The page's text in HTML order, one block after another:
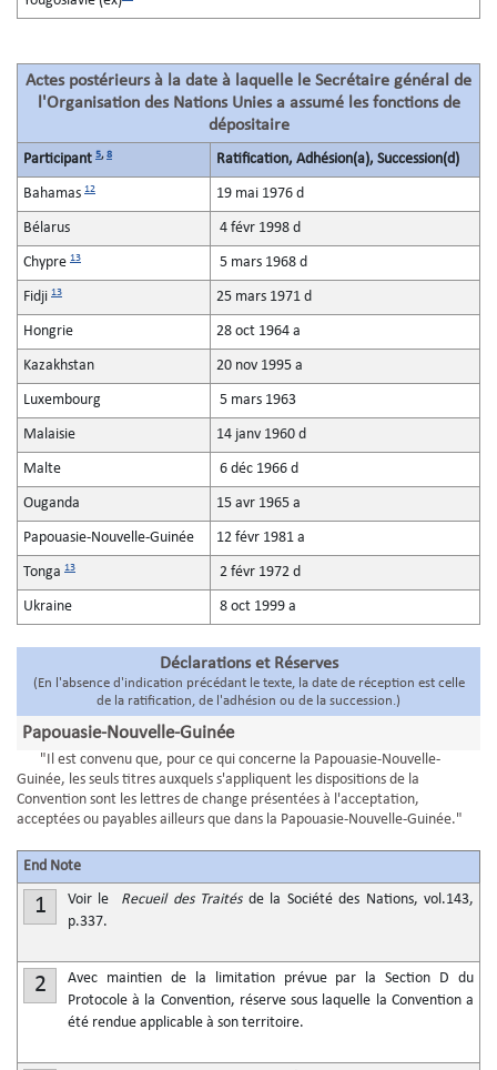
Actes postérieurs à la date à laquelle le Secrétaire général de
l'Organisation des Nations Unies a assumé les fonctions de
dépositaire
Participant 5,8 Ratification, Adhésion(a), Succession(d)
Bahamas 12 19 mai 1976 d
Bélarus 4 févr 1998 d
Chypre 13 5 mars 1968 d
Fidji 13 25 mars 1971 d
Hongrie 28 oct 1964 a
Kazakhstan 20 nov 1995 a
Luxembourg 5 mars 1963
Malaisie 14 janv 1960 d
Malte 6 déc 1966 d
Ouganda 15 avr 1965 a
Papouasie-Nouvelle-Guinée 12 févr 1981 a
Tonga 13 2 févr 1972 d
Ukraine 8 oct 1999 a
Déclarations et Réserves
(En l'absence d'indication précédant le texte, la date de réception est celle
de la ratification, de l'adhésion ou de la succession.)
Papouasie-Nouvelle-Guinée
"Il est convenu que, pour ce qui concerne la Papouasie-Nouvelle-
Guinée, les seuls titres auxquels s'appliquent les dispositions de la
Convention sont les lettres de change présentées à l'acceptation,
acceptées ou payables ailleurs que dans la Papouasie-Nouvelle-Guinée."
End Note
1 Voir le Recueil des Traités de la Société des Nations, vol.143,
p.337.
2
Avec maintien de la limitation prévue par la Section D du
Protocole à la Convention, réserve sous laquelle la Convention a
été rendue applicable à son territoire.